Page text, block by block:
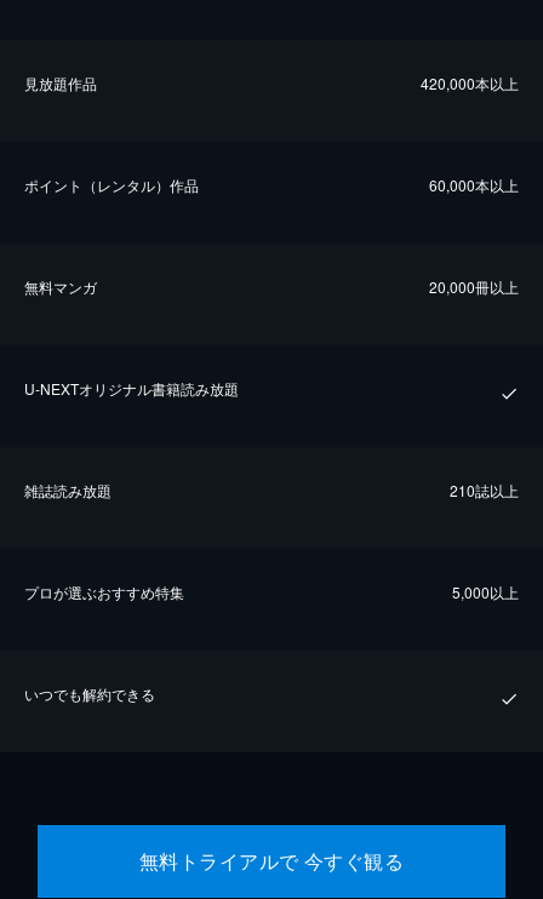
⾒放題作品 420,000本以上
ポイント（レンタル）作品 60,000本以上
無料マンガ 20,000冊以上
U-NEXTオリジナル書籍読み放題
雑誌読み放題 210誌以上
プロが選ぶおすすめ特集 5,000以上
いつでも解約できる
無料トライアルで 今すぐ観る